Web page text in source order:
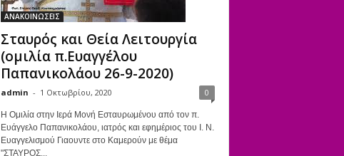
ΑΝΑΚΟΙΝΩΣΕΙΣ
Σταυρός και Θεία Λειτουργία
(ομιλία π.Ευαγγέλου
Παπανικολάου 26-9-2020)
admin - 1 Οκτωβρίου, 2020 0
Η Ομιλία στην Ιερά Μονή Εσταυρωμένου από τον π.
Ευάγγελο Παπανικολάου, ιατρός και εφημέριος του Ι. Ν.
Ευαγγελισμού Γιαουντε στο Καμερούν με θέμα
"ΣΤΑΥΡΟΣ...